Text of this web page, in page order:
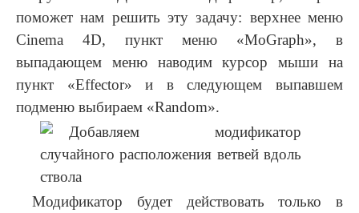
поможет нам решить эту задачу: верхнее меню
Cinema 4D, пункт меню «MoGraph», в
выпадающем меню наводим курсор мыши на
пункт «Effector» и в следующем выпавшем
подменю выбираем «Random».
Модификатор будет действовать только в